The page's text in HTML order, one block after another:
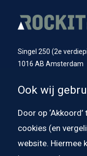
Singel 250 (2e
1016 AB Amsterdam
1741 BT Schagen
(020) 244 28 48
hello@rockitfinance.io
Ook wij
Door op
cookies (en
website. Hiermee